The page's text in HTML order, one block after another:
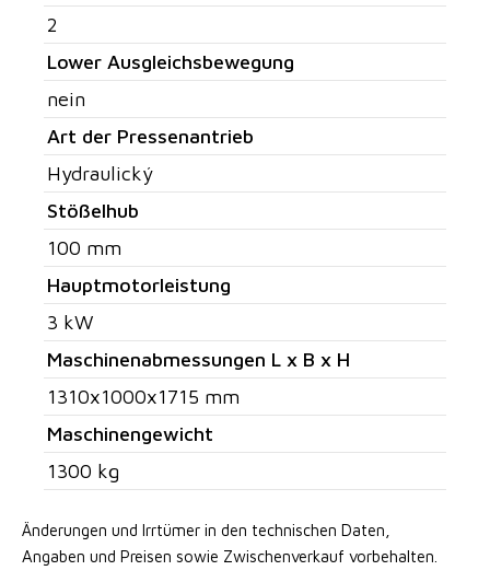
2
Lower Ausgleichsbewegung
nein
Art der Pressenantrieb
Hydraulický
Stößelhub
100 mm
Hauptmotorleistung
3 kW
Maschinenabmessungen L x B x H
1310x1000x1715 mm
Maschinengewicht
1300 kg
Änderungen und Irrtümer in den technischen Daten,
Angaben und Preisen sowie Zwischenverkauf vorbehalten.